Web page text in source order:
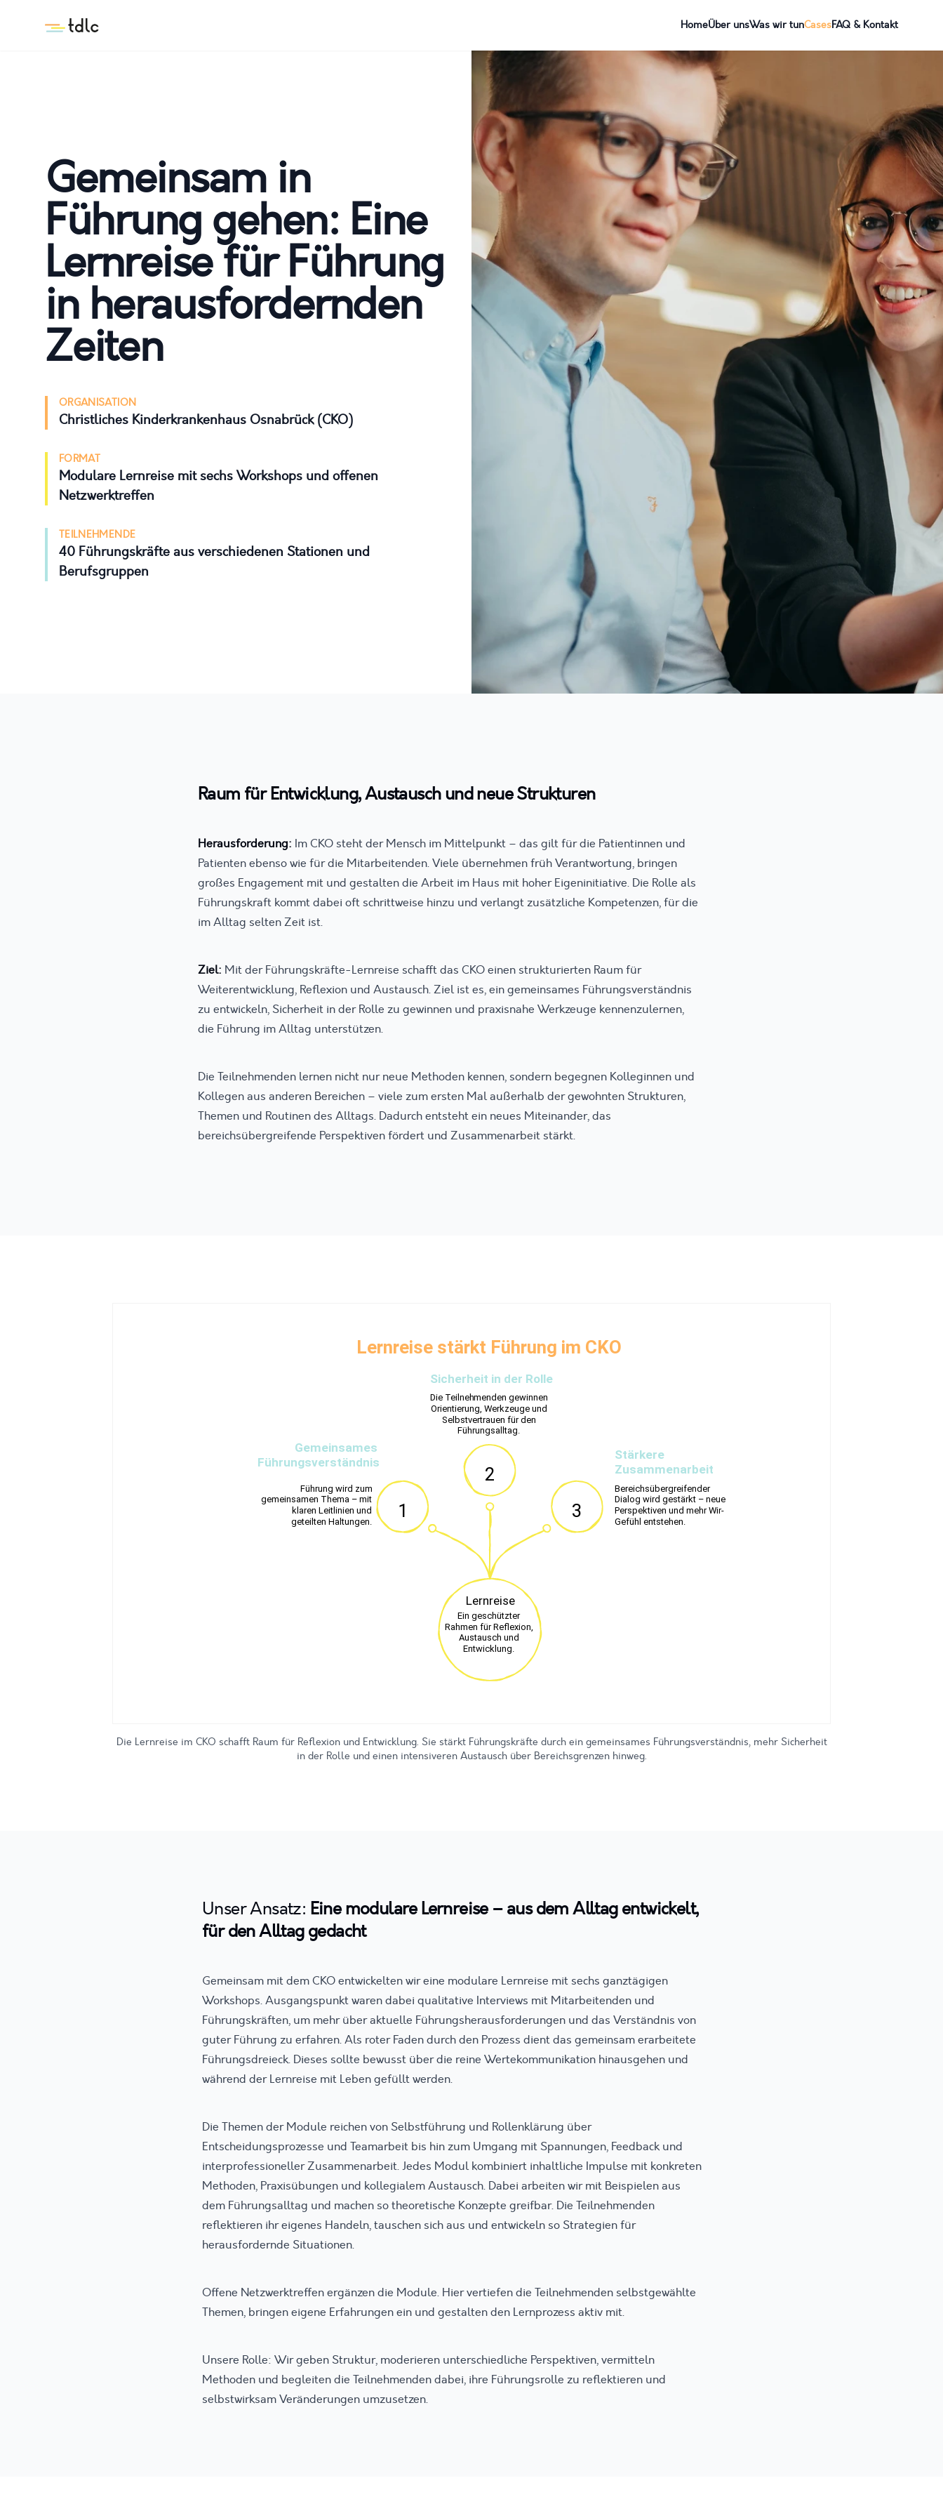
tdlc HomeÜber unsWas wir tunCasesFAQ & Kontakt
Gemeinsam in
Führung gehen: Eine
Lernreise für Führung
in herausfordernden
Zeiten
ORGANISATION
Christliches Kinderkrankenhaus Osnabrück (CKO)
FORMAT
Modulare Lernreise mit sechs Workshops und offenen
Netzwerktreffen
TEILNEHMENDE
40 Führungskräfte aus verschiedenen Stationen und
Berufsgruppen
Raum für Entwicklung, Austausch und neue Strukturen
Herausforderung: Im CKO steht der Mensch im Mittelpunkt – das gilt für die Patientinnen und
Patienten ebenso wie für die Mitarbeitenden. Viele übernehmen früh Verantwortung, bringen
großes Engagement mit und gestalten die Arbeit im Haus mit hoher Eigeninitiative. Die Rolle als
Führungskraft kommt dabei oft schrittweise hinzu und verlangt zusätzliche Kompetenzen, für die
im Alltag selten Zeit ist.
Ziel: Mit der Führungskräfte-Lernreise schafft das CKO einen strukturierten Raum für
Weiterentwicklung, Reflexion und Austausch. Ziel ist es, ein gemeinsames Führungsverständnis
zu entwickeln, Sicherheit in der Rolle zu gewinnen und praxisnahe Werkzeuge kennenzulernen,
die Führung im Alltag unterstützen.
Die Teilnehmenden lernen nicht nur neue Methoden kennen, sondern begegnen Kolleginnen und
Kollegen aus anderen Bereichen – viele zum ersten Mal außerhalb der gewohnten Strukturen,
Themen und Routinen des Alltags. Dadurch entsteht ein neues Miteinander, das
bereichsübergreifende Perspektiven fördert und Zusammenarbeit stärkt.
Die Lernreise im CKO schafft Raum für Reflexion und Entwicklung. Sie stärkt Führungskräfte durch ein gemeinsames Führungsverständnis, mehr Sicherheit
in der Rolle und einen intensiveren Austausch über Bereichsgrenzen hinweg.
Unser Ansatz: Eine modulare Lernreise – aus dem Alltag entwickelt,
für den Alltag gedacht
Gemeinsam mit dem CKO entwickelten wir eine modulare Lernreise mit sechs ganztägigen
Workshops. Ausgangspunkt waren dabei qualitative Interviews mit Mitarbeitenden und
Führungskräften, um mehr über aktuelle Führungsherausforderungen und das Verständnis von
guter Führung zu erfahren. Als roter Faden durch den Prozess dient das gemeinsam erarbeitete
Führungsdreieck. Dieses sollte bewusst über die reine Wertekommunikation hinausgehen und
während der Lernreise mit Leben gefüllt werden.
Die Themen der Module reichen von Selbstführung und Rollenklärung über
Entscheidungsprozesse und Teamarbeit bis hin zum Umgang mit Spannungen, Feedback und
interprofessioneller Zusammenarbeit. Jedes Modul kombiniert inhaltliche Impulse mit konkreten
Methoden, Praxisübungen und kollegialem Austausch. Dabei arbeiten wir mit Beispielen aus
dem Führungsalltag und machen so theoretische Konzepte greifbar. Die Teilnehmenden
reflektieren ihr eigenes Handeln, tauschen sich aus und entwickeln so Strategien für
herausfordernde Situationen.
Offene Netzwerktreffen ergänzen die Module. Hier vertiefen die Teilnehmenden selbstgewählte
Themen, bringen eigene Erfahrungen ein und gestalten den Lernprozess aktiv mit.
Unsere Rolle: Wir geben Struktur, moderieren unterschiedliche Perspektiven, vermitteln
Methoden und begleiten die Teilnehmenden dabei, ihre Führungsrolle zu reflektieren und
selbstwirksam Veränderungen umzusetzen.